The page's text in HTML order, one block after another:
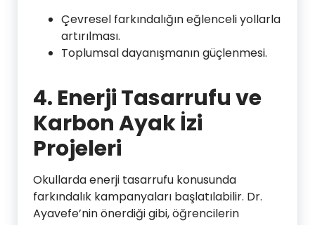
Çevresel farkındalığın eğlenceli yollarla
artırılması.
Toplumsal dayanışmanın güçlenmesi.
4. Enerji Tasarrufu ve
Karbon Ayak İzi
Projeleri
Okullarda enerji tasarrufu konusunda
farkındalık kampanyaları başlatılabilir. Dr.
Ayavefe’nin önerdiği gibi, öğrencilerin